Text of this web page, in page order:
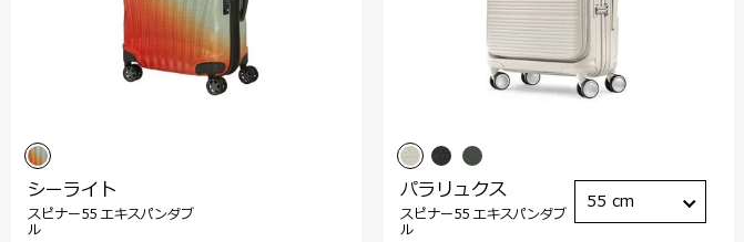
シーライト
スピナー55 エキスパンダブ
ル
パラリュクス
スピナー55 エキスパンダブ
ル
55 cm